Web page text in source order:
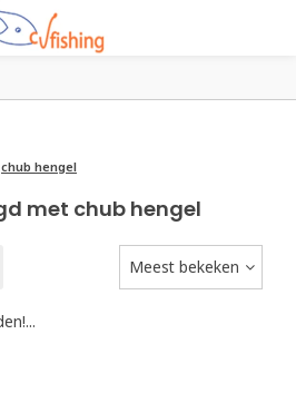
chub hengel
met chub hengel
Meest bekeken